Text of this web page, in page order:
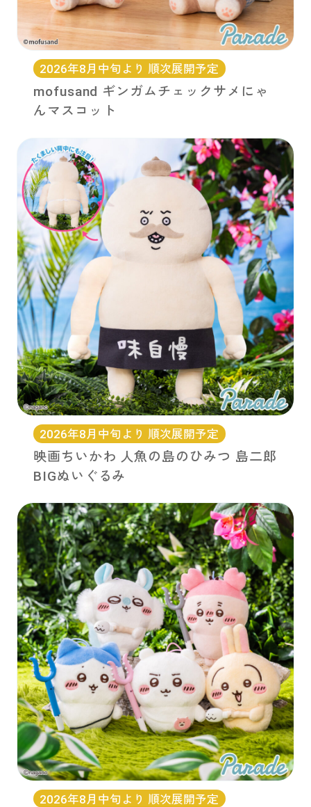
2026年8月中旬より 順次展開予定
mofusand ギンガムチェックサメにゃ
んマスコット
2026年8月中旬より 順次展開予定
映画ちいかわ 人魚の島のひみつ 島二郎
BIGぬいぐるみ
2026年8月中旬より 順次展開予定